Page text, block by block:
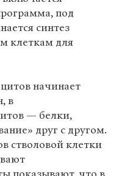
под
синтез
клеткам для
начинает
в
— белки,
друг с другом.
стволовой клетки